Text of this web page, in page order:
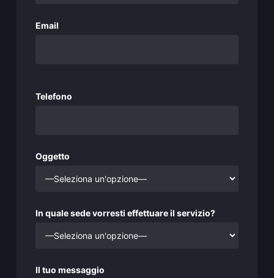
Email
Telefono
Oggetto
In quale sede vorresti effettuare il servizio?
Il tuo messaggio